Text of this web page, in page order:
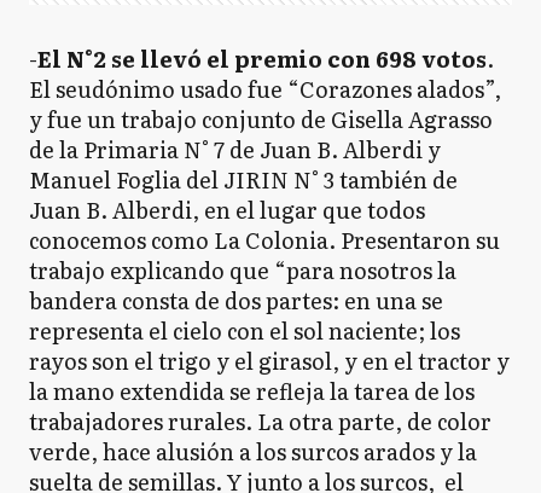
-El N°2 se llevó el premio con 698 votos.
El seudónimo usado fue “Corazones alados”,
y fue un trabajo conjunto de Gisella Agrasso
de la Primaria N° 7 de Juan B. Alberdi y
Manuel Foglia del JIRIN N° 3 también de
Juan B. Alberdi, en el lugar que todos
conocemos como La Colonia. Presentaron su
trabajo explicando que “para nosotros la
bandera consta de dos partes: en una se
representa el cielo con el sol naciente; los
rayos son el trigo y el girasol, y en el tractor y
la mano extendida se refleja la tarea de los
trabajadores rurales. La otra parte, de color
verde, hace alusión a los surcos arados y la
suelta de semillas. Y junto a los surcos, el